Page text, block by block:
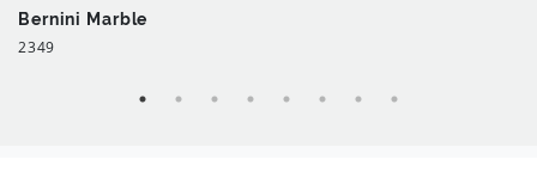
Bernini Marble
2349